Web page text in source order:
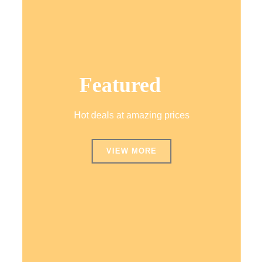
Featured
Hot deals at amazing prices
VIEW MORE